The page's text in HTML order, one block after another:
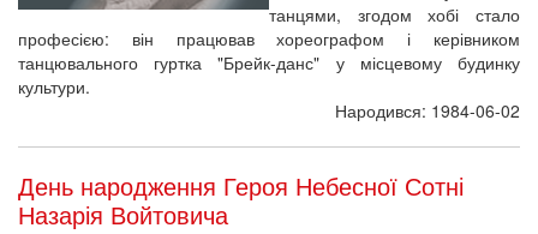
танцями, згодом хобі стало
професією: він працював хореографом і керівником
танцювального гуртка "Брейк-данс" у місцевому будинку
культури.
Народився: 1984-06-02
День народження Героя Небесної Сотні
Назарія Войтовича